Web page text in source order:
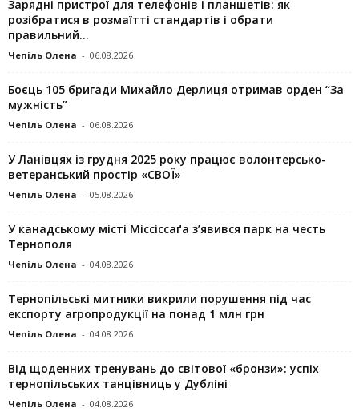
Зарядні пристрої для телефонів і планшетів: як
розібратися в розмаїтті стандартів і обрати
правильний...
Чепіль Олена - 06.08.2026
Боєць 105 бригади Михайло Дерлиця отримав орден “За
мужність”
Чепіль Олена - 06.08.2026
У Ланівцях із грудня 2025 року працює волонтерсько-
ветеранський простір «СВОЇ»
Чепіль Олена - 05.08.2026
У канадському місті Міссіссаґа з’явився парк на честь
Тернополя
Чепіль Олена - 04.08.2026
Тернопільські митники викрили порушення під час
експорту агропродукції на понад 1 млн грн
Чепіль Олена - 04.08.2026
Від щоденних тренувань до світової «бронзи»: успіх
тернопільських танцівниць у Дубліні
Чепіль Олена - 04.08.2026